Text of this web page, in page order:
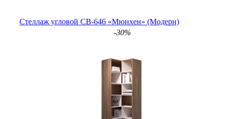
Стеллаж угловой СВ-646 «Мюнхен» (Модерн)
-30%